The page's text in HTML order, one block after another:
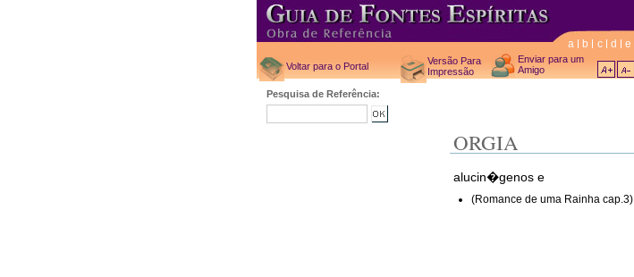
a b c d e
Voltar para o Portal
Versão Para
Impressão
Enviar para um
Amigo
Pesquisa de Referência:
ORGIA
alucin�genos e
(Romance de uma Rainha cap.3)